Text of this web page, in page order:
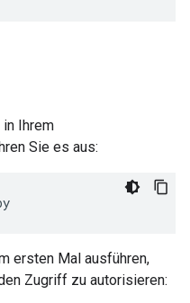
Ihrem
Sie es aus:
ersten Mal ausführen,
Zugriff zu autorisieren: